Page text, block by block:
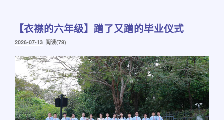
【衣襟的六年级】蹭了又蹭的毕业仪式
发
于
2026-07-13 阅读(79)